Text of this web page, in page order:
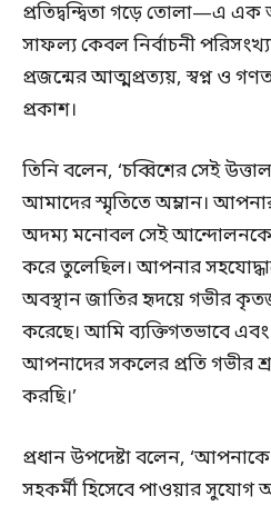
প্রতিদ্বন্দ্বিতা গড়ে তোলা—এ
সাফল্য কেবল নির্বাচনী
প্রজন্মের আত্মপ্রত্যয়, স্বপ্ন ও
প্রকাশ।
তিনি বলেন, ‘চব্বিশের সেই
আমাদের স্মৃতিতে অম্লান।
অদম্য মনোবল সেই আন্দোলনকে
করে তুলেছিল। আপনার
অবস্থান জাতির হৃদয়ে গভীর
করেছে। আমি ব্যক্তিগতভাবে
আপনাদের সকলের প্রতি গভীর
করছি।’
প্রধান উপদেষ্টা বলেন,
সহকর্মী হিসেবে পাওয়ার